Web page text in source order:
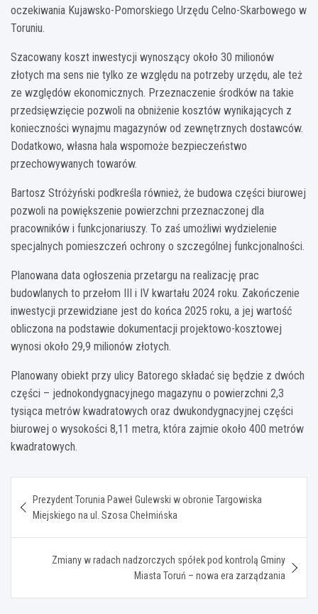
oczekiwania Kujawsko-Pomorskiego Urzędu Celno-Skarbowego w
Toruniu.
Szacowany koszt inwestycji wynoszący około 30 milionów
złotych ma sens nie tylko ze względu na potrzeby urzędu, ale też
ze względów ekonomicznych. Przeznaczenie środków na takie
przedsięwzięcie pozwoli na obniżenie kosztów wynikających z
konieczności wynajmu magazynów od zewnętrznych dostawców.
Dodatkowo, własna hala wspomoże bezpieczeństwo
przechowywanych towarów.
Bartosz Stróżyński podkreśla również, że budowa części biurowej
pozwoli na powiększenie powierzchni przeznaczonej dla
pracowników i funkcjonariuszy. To zaś umożliwi wydzielenie
specjalnych pomieszczeń ochrony o szczególnej funkcjonalności.
Planowana data ogłoszenia przetargu na realizację prac
budowlanych to przełom III i IV kwartału 2024 roku. Zakończenie
inwestycji przewidziane jest do końca 2025 roku, a jej wartość
obliczona na podstawie dokumentacji projektowo-kosztowej
wynosi około 29,9 milionów złotych.
Planowany obiekt przy ulicy Batorego składać się będzie z dwóch
części – jednokondygnacyjnego magazynu o powierzchni 2,3
tysiąca metrów kwadratowych oraz dwukondygnacyjnej części
biurowej o wysokości 8,11 metra, która zajmie około 400 metrów
kwadratowych.
wpisu
Prezydent Torunia Paweł Gulewski w obronie Targowiska
Miejskiego na ul. Szosa Chełmińska
Zmiany w radach nadzorczych spółek pod kontrolą Gminy
Miasta Toruń – nowa era zarządzania